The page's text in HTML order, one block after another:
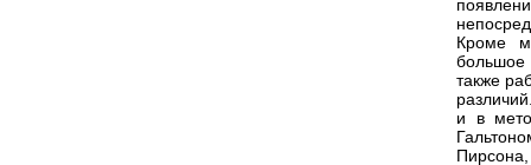
Кроме
большое
также
и в